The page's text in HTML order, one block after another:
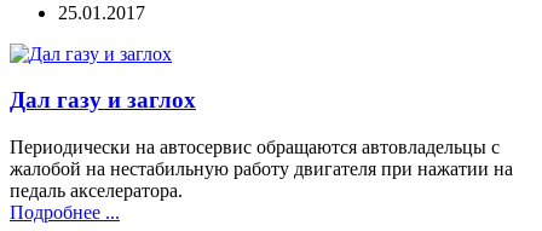
25.01.2017
Дал газу и заглох
Периодически на автосервис обращаются автовладельцы с
жалобой на нестабильную работу двигателя при нажатии на
педаль акселератора.
Подробнее ...